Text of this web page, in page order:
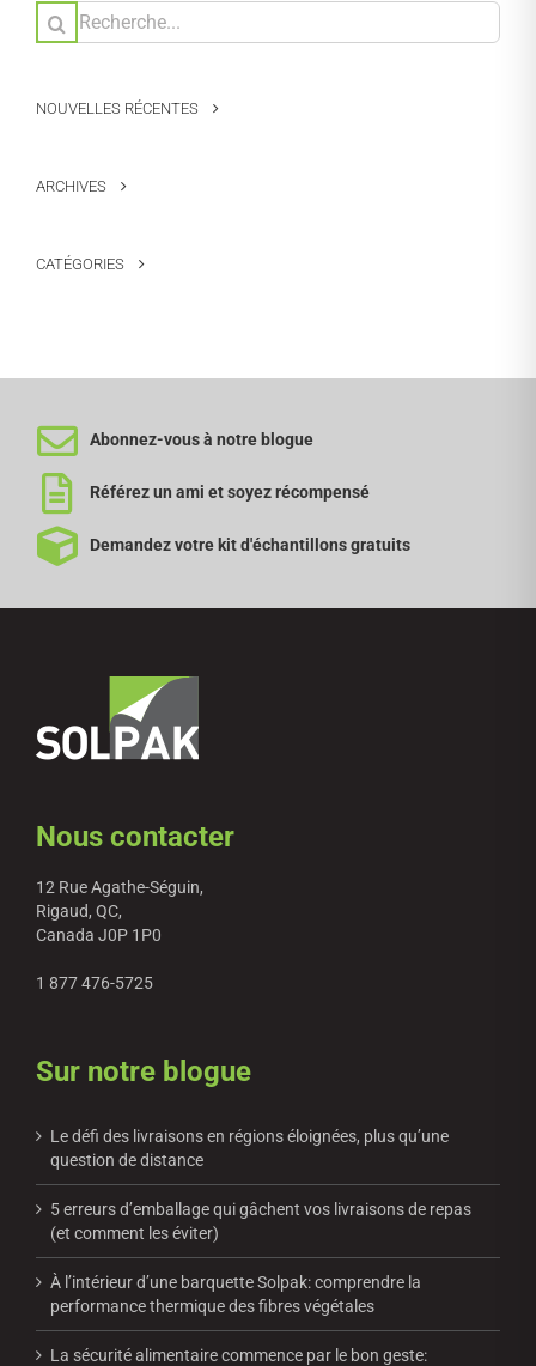
Rechercher:
NOUVELLES RÉCENTES
ARCHIVES
CATÉGORIES
Abonnez-vous à notre blogue
Référez un ami et soyez récompensé
Demandez votre kit d'échantillons gratuits
Nous contacter
12 Rue Agathe-Séguin,
Rigaud, QC,
Canada J0P 1P0
1 877 476-5725
Sur notre blogue
Le défi des livraisons en régions éloignées, plus qu’une
question de distance
5 erreurs d’emballage qui gâchent vos livraisons de repas
(et comment les éviter)
À l’intérieur d’une barquette Solpak: comprendre la
performance thermique des fibres végétales
La sécurité alimentaire commence par le bon geste: